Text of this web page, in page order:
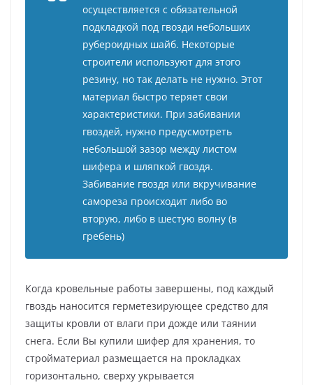
осуществляется с обязательной
подкладкой под гвозди небольших
рубероидных шайб. Некоторые
строители используют для этого
резину, но так делать не нужно. Этот
материал быстро теряет свои
характеристики. При забивании
гвоздей, нужно предусмотреть
небольшой зазор между листом
шифера и шляпкой гвоздя.
Забивание гвоздя или вкручивание
самореза происходит либо во
вторую, либо в шестую волну (в
гребень)
Когда кровельные работы завершены, под каждый
гвоздь наносится герметезирующее средство для
защиты кровли от влаги при дожде или таянии
снега. Если Вы купили шифер для хранения, то
стройматериал размещается на прокладках
горизонтально, сверху укрывается